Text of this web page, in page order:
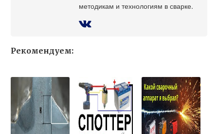
методикам и технологиям в сварке.
Рекомендуем: